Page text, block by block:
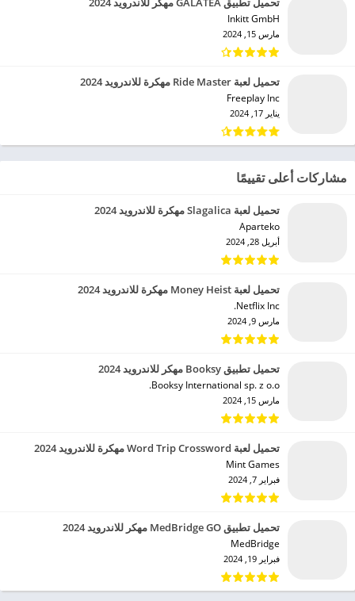
Inkitt GmbH‏
مارس 15, 2024
تحميل لعبة Ride Master مهكرة للاندرويد 2024
Freeplay Inc‏
يناير 17, 2024
مشاركات أعلى تقييمًا
تحميل لعبة Slagalica مهكرة للاندرويد 2024
Aparteko‏
أبريل 28, 2024
تحميل لعبة Money Heist مهكرة للاندرويد 2024
Netflix Inc.‏
مارس 9, 2024
تحميل تطبيق Booksy مهكر للاندرويد 2024
Booksy International sp. z o.o.‏
مارس 15, 2024
تحميل لعبة Word Trip Crossword مهكرة للاندرويد 2024
Mint Games‏
فبراير 7, 2024
تحميل تطبيق MedBridge GO مهكر للاندرويد 2024
MedBridge‏
فبراير 19, 2024